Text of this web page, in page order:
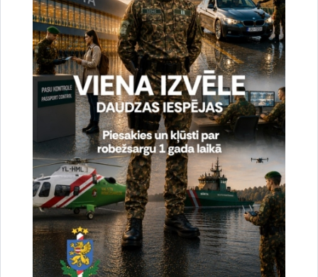
Vai šī informācija bija noderīga?
Sniegt atsauksmi
Esi pirmais, kas uzzina!